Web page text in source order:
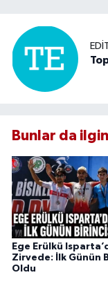
Bunlar da
Ege Erülkü
Zirvede: İlk Günün
Oldu